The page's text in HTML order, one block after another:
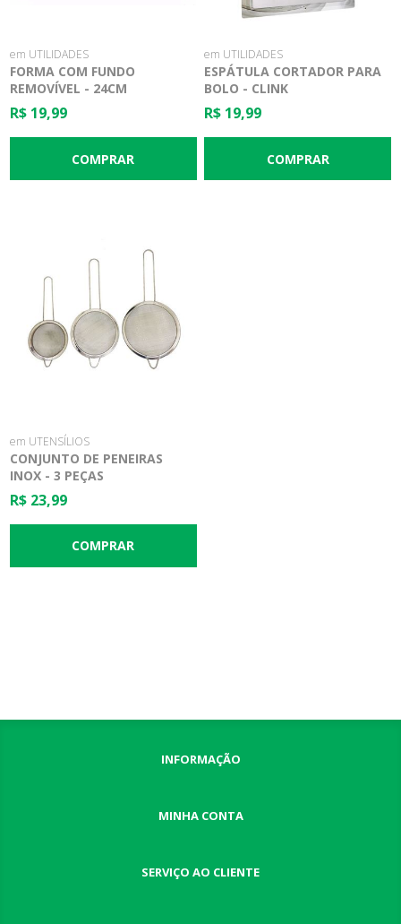
em UTILIDADES
FORMA COM FUNDO
REMOVÍVEL - 24CM
R$ 19,99
em UTILIDADES
ESPÁTULA CORTADOR PARA
BOLO - CLINK
R$ 19,99
em UTENSÍLIOS
CONJUNTO DE PENEIRAS
INOX - 3 PEÇAS
R$ 23,99
INFORMAÇÃO
MINHA CONTA
SERVIÇO AO CLIENTE